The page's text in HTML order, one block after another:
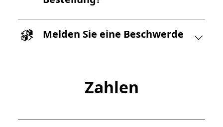
Melden Sie eine Beschwerde
Zahlen